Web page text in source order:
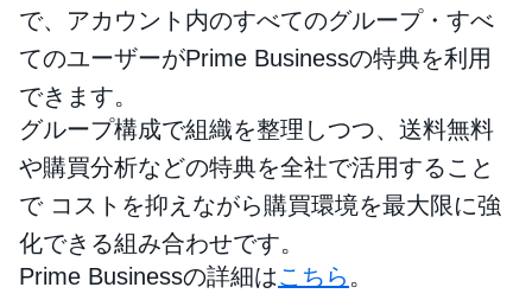
で、アカウント内のすべてのグループ・すべ
てのユーザーがPrime Businessの特典を利用
できます。
グループ構成で組織を整理しつつ、送料無料
や購買分析などの特典を全社で活用すること
で コストを抑えながら購買環境を最大限に強
化できる組み合わせです。
Prime Businessの詳細はこちら 。